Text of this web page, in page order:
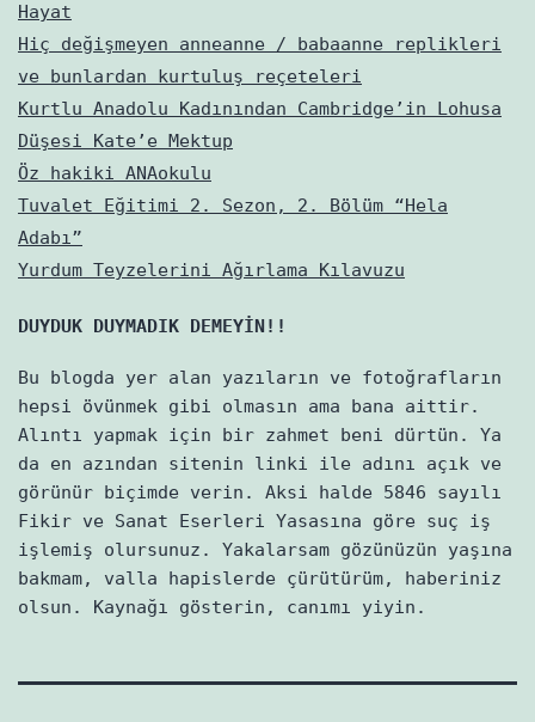
Hayat
Hiç değişmeyen anneanne / babaanne replikleri
ve bunlardan kurtuluş reçeteleri
Kurtlu Anadolu Kadınından Cambridge’in Lohusa
Düşesi Kate’e Mektup
Öz hakiki ANAokulu
Tuvalet Eğitimi 2. Sezon, 2. Bölüm “Hela
Adabı”
Yurdum Teyzelerini Ağırlama Kılavuzu
DUYDUK DUYMADIK DEMEYİN!!
Bu blogda yer alan yazıların ve fotoğrafların
hepsi övünmek gibi olmasın ama bana aittir.
Alıntı yapmak için bir zahmet beni dürtün. Ya
da en azından sitenin linki ile adını açık ve
görünür biçimde verin. Aksi halde 5846 sayılı
Fikir ve Sanat Eserleri Yasasına göre suç iş
işlemiş olursunuz. Yakalarsam gözünüzün yaşına
bakmam, valla hapislerde çürütürüm, haberiniz
olsun. Kaynağı gösterin, canımı yiyin.